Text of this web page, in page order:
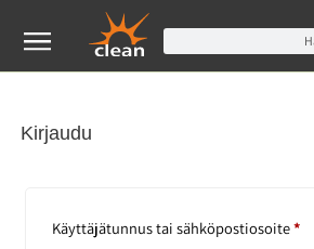
Kirjaudu
Käyttäjätunnus tai sähköpostiosoite*